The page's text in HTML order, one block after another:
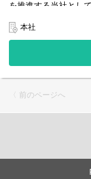
ループ会社に導入し
使用ツール：
-AI-OCR
＜クライアントは大
名の
出資は大和ハウス本
潤沢なリソースのも
を推進する当社とし
います。
なお、フルリモート
で、日本全国どこか
入社日以外の出社は
また、働く時間に制
２時までの間であれ
を途中で中断したり
介護などとの両立も
・SPA（Single
本社
〈 前のページへ